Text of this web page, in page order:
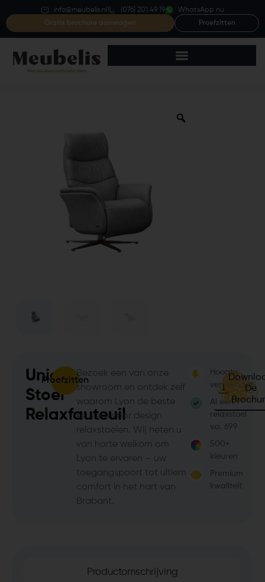
info@meubelis.nl (076) 201 49 19
WhatsApp nu
Gratis brochure aanvragen
Proefzitten
Unique
Stoel
Relaxfauteuil
Proefzitten
Bezoek een van onze
showroom en ontdek zelf
waarom Lyon de beste
keuze is voor design
relaxstoelen. Wij heten u
van harte welkom om
Lyon te ervaren – uw
toegangspoort tot ultiem
comfort in het hart van
Brabant.
Hoogte
verstelbaar
Al een
relaxstoel
v.a. 699
500+
kleuren
Premium
kwaliteit
De
Productomschrijving